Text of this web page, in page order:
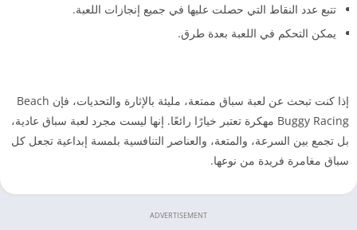
تتبع عدد النقاط التي حصلت عليها في جميع إنجازات اللعبة.
يمكن التحكم في اللعبة بعدة طرق.
إذا كنت تبحث عن لعبة سباق ممتعة، مليئة بالإثارة والتحديات، فإن Beach
Buggy Racing مهكرة تعتبر خيارًا رائعًا. إنها ليست مجرد لعبة سباق عادية،
بل تجمع بين السرعة، والمتعة، والعناصر التنافسية بلمسة إبداعية تجعل كل
سباق مغامرة فريدة من نوعها.
ADVERTISEMENT